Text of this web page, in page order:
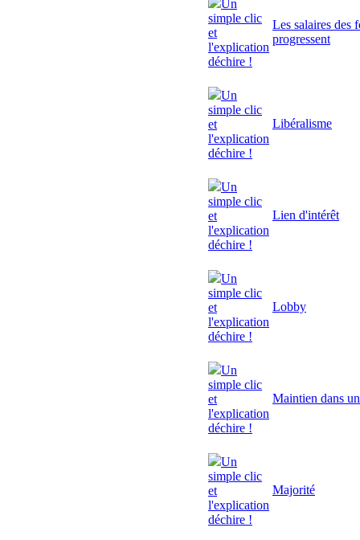
Un
simple clic
et
l'explication
déchire !
Les salaires des
progressent
Un
simple clic
et
l'explication
déchire !
Libéralisme
Un
simple clic
et
l'explication
déchire !
Lien d'intérêt
Un
simple clic
et
l'explication
déchire !
Lobby
Un
simple clic
et
l'explication
déchire !
Maintien dans
Un
simple clic
et
l'explication
déchire !
Majorité